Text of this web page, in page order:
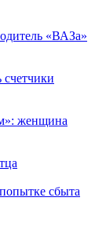
«ВАЗа»
женщина
сбыта